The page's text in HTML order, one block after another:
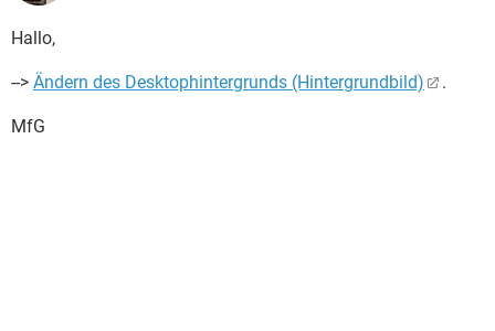
Hallo,
--> Ändern des Desktophintergrunds (Hintergrundbild) .
MfG